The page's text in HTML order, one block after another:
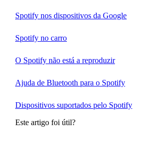
Spotify nos dispositivos da Google
Spotify no carro
O Spotify não está a reproduzir
Ajuda de Bluetooth para o Spotify
Dispositivos suportados pelo Spotify
Este artigo foi útil?